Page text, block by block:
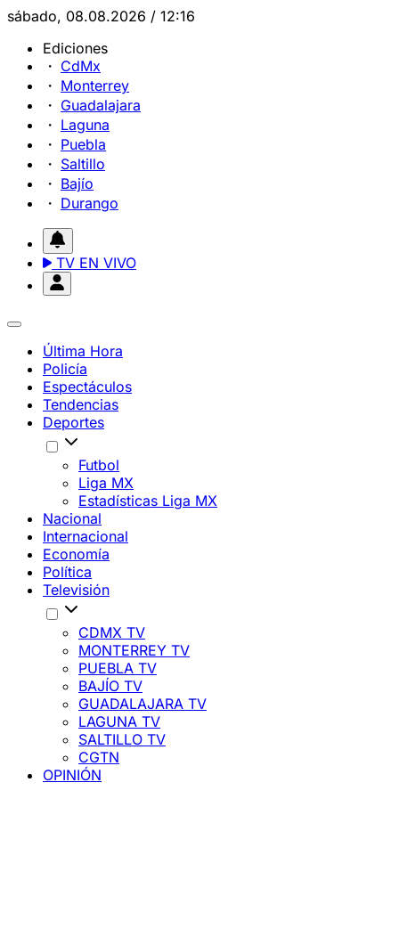
sábado, 08.08.2026 / 12:16
Ediciones
CdMx
Monterrey
Guadalajara
Laguna
Puebla
Saltillo
Bajío
Durango
TV EN VIVO
Última Hora
Policía
Espectáculos
Tendencias
Deportes
Futbol
Liga MX
Estadísticas Liga MX
Nacional
Internacional
Economía
Política
Televisión
CDMX TV
MONTERREY TV
PUEBLA TV
BAJÍO TV
GUADALAJARA TV
LAGUNA TV
SALTILLO TV
CGTN
OPINIÓN